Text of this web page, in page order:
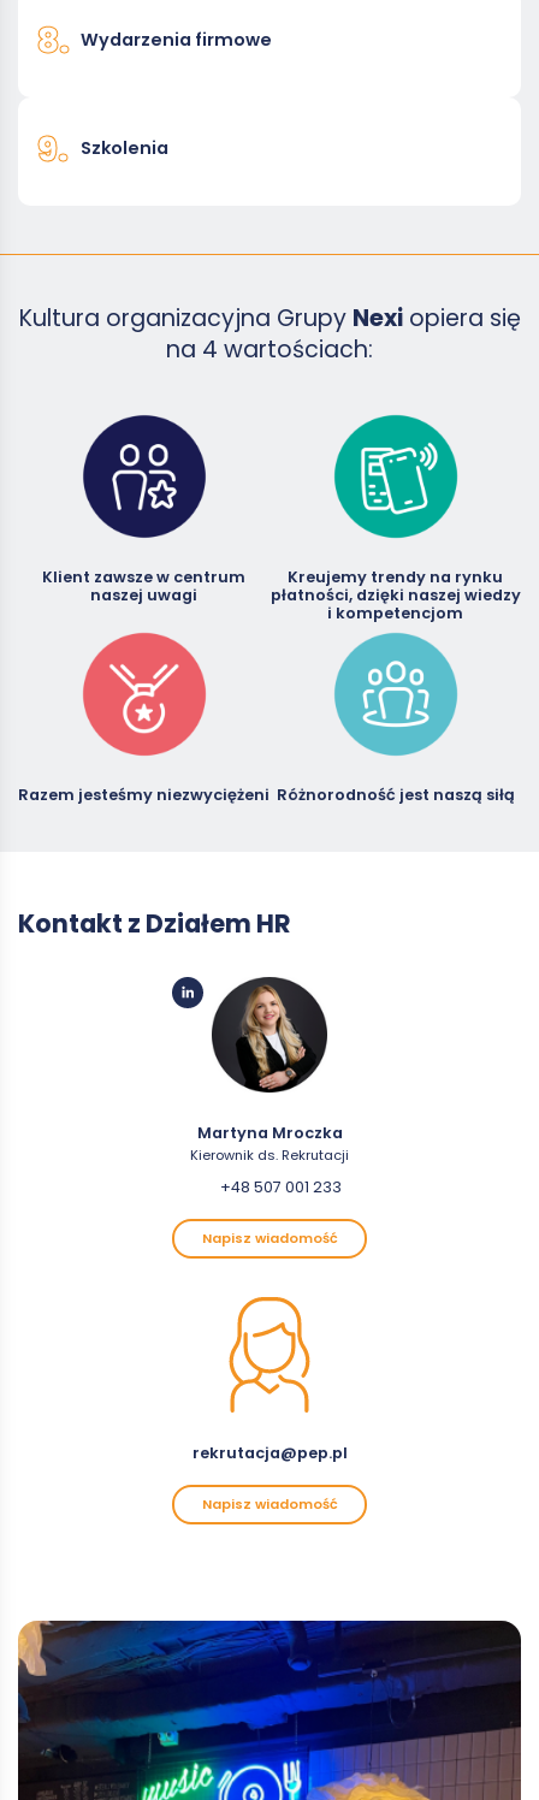
8. Wydarzenia firmowe
9. Szkolenia
Kultura organizacyjna Grupy Nexiopiera się
na 4 wartościach:
Klient zawsze w centrum
naszej uwagi
Kreujemy trendy na rynku
płatności, dzięki naszej wiedzy
i kompetencjom
Razem jesteśmy niezwyciężeni Różnorodność jest naszą siłą
Kontakt z Działem HR
Martyna Mroczka
Kierownik ds. Rekrutacji
+48 507 001 233
Napisz wiadomość
rekrutacja@pep.pl
Napisz wiadomość